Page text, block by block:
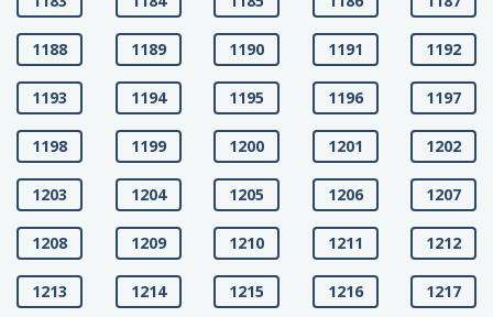
1188 1189 1190 1191 1192
1193 1194 1195 1196 1197
1198 1199 1200 1201 1202
1203 1204 1205 1206 1207
1208 1209 1210 1211 1212
1213 1214 1215 1216 1217